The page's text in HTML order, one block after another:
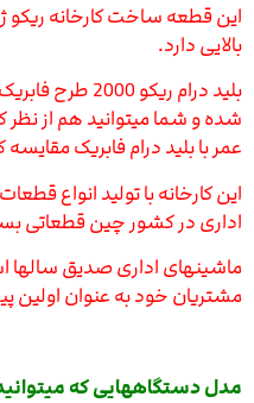
این قطعه ساخت کارخانه ریکو
بالایی دارد.
بلید درام ریکو
شده و شما میتوانید هم از
عمر با بلید درام فابریک مقایسه
این کارخانه با تولید انواع
اداری در کشور چین قطعاتی
ماشینهای اداری صدیق سالها
مشتریان خود به عنوان اولین
مدل دستگاههایی که